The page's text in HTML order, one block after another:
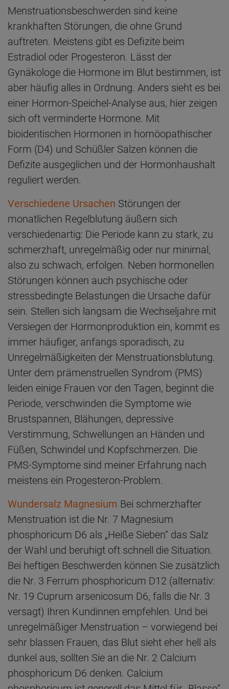
Menstruationsbeschwerden sind keine
krankhaften Störungen, die ohne Grund
auftreten. Meistens gibt es Defizite beim
Estradiol oder Progesteron. Lässt der
Gynäkologe die Hormone im Blut bestimmen, ist
aber häufig alles in Ordnung. Anders sieht es bei
einer Hormon-Speichel-Analyse aus, hier zeigen
sich oft verminderte Hormone. Mit
bioidentischen Hormonen in homöopathischer
Form (D4) und Schüßler Salzen können die
Defizite ausgeglichen und der Hormonhaushalt
reguliert werden.
Verschiedene Ursachen Störungen der
monatlichen Regelblutung äußern sich
verschiedenartig: Die Periode kann zu stark, zu
schmerzhaft, unregelmäßig oder nur minimal,
also zu schwach, erfolgen. Neben hormonellen
Störungen können auch psychische oder
stressbedingte Belastungen die Ursache dafür
sein. Stellen sich langsam die Wechseljahre mit
Versiegen der Hormonproduktion ein, kommt es
immer häufiger, anfangs sporadisch, zu
Unregelmäßigkeiten der Menstruationsblutung.
Unter dem prämenstruellen Syndrom (PMS)
leiden einige Frauen vor den Tagen, beginnt die
Periode, verschwinden die Symptome wie
Brustspannen, Blähungen, depressive
Verstimmung, Schwellungen an Händen und
Füßen, Schwindel und Kopfschmerzen. Die
PMS-Symptome sind meiner Erfahrung nach
meistens ein Progesteron-Problem.
Wundersalz Magnesium Bei schmerzhafter
Menstruation ist die Nr. 7 Magnesium
phosphoricum D6 als „Heiße Sieben“ das Salz
der Wahl und beruhigt oft schnell die Situation.
Bei heftigen Beschwerden können Sie zusätzlich
die Nr. 3 Ferrum phosphoricum D12 (alternativ:
Nr. 19 Cuprum arsenicosum D6, falls die Nr. 3
versagt) Ihren Kundinnen empfehlen. Und bei
unregelmäßiger Menstruation – vorwiegend bei
sehr blassen Frauen, das Blut sieht eher hell als
dunkel aus, sollten Sie an die Nr. 2 Calcium
phosphoricum D6 denken. Calcium